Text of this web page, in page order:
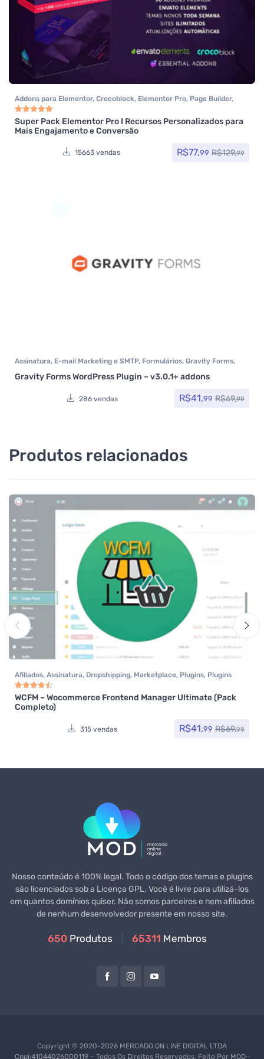
Addons para Elementor, Crocoblock, Elementor Pro, Page Builder,
Performance
Avaliação 4.97 de 5
Super Pack Elementor Pro I Recursos Personalizados para
Mais Engajamento e Conversão
15663 vendas R$77,99 R$129,99
Assinatura, E-mail Marketing e SMTP, Formulários, Gravity Forms,
Plugins
Gravity Forms WordPress Plugin – v3.0.1+ addons
286 vendas R$41,99 R$69,99
Produtos relacionados
Afiliados, Assinatura, Dropshipping, Marketplace, Plugins, Plugins
Wocoomerce
Avaliação4.50
WCFM – Wocommerce Frontend Manager Ultimate (Pack
Completo)
315 vendas R$41,99 R$69,99
Nosso conteúdo é 100% legal. Todo o código dos temas e plugins
são licenciados sob a Licença GPL. Você é livre para utilizá-los
em quantos domínios quiser. Não somos parceiros e nem afiliados
de nenhum desenvolvedor presente em nosso site.
650 Produtos 65311 Membros
Copyright © 2020-2026 MERCADO ON LINE DIGITAL LTDA
Cnpj:41044026000119 – Todos Os Direitos Reservados. Feito Por MOD-